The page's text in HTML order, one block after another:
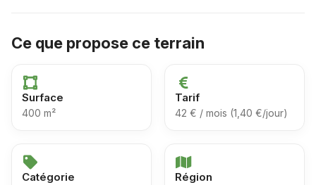
Ce que propose ce terrain
Surface
400 m²
Tarif
42 € / mois (1,40 €/jour)
Catégorie Région